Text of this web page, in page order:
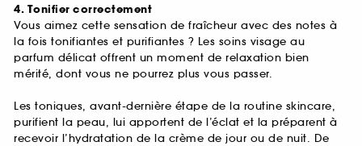
4. Tonifier correctement
Vous aimez cette sensation de fraîcheur avec des notes à
la fois tonifiantes et purifiantes ? Les soins visage au
parfum délicat offrent un moment de relaxation bien
mérité, dont vous ne pourrez plus vous passer.
Les toniques, avant-dernière étape de la routine skincare,
purifient la peau, lui apportent de l’éclat et la préparent à
recevoir l’hydratation de la crème de jour ou de nuit. De